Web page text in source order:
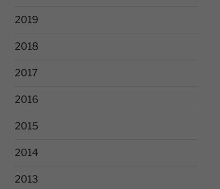
2019
2018
2017
2016
2015
2014
2013